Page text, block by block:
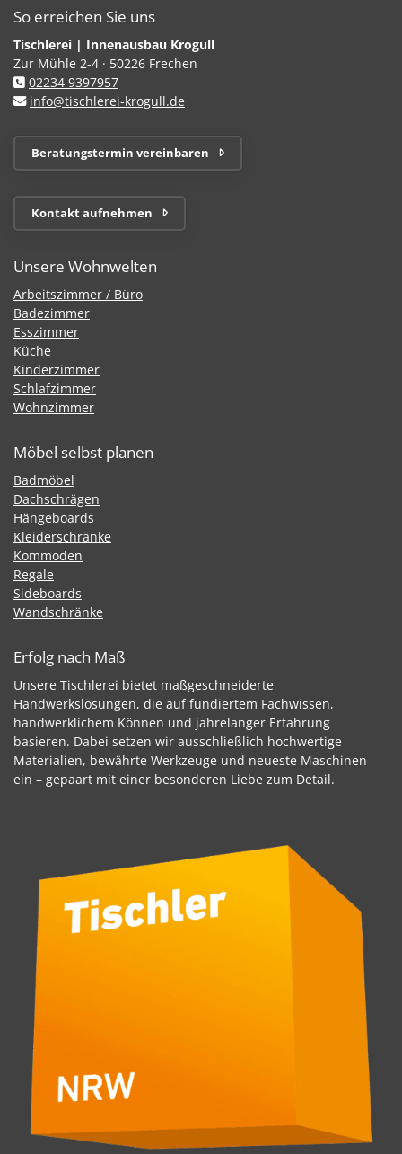
So erreichen Sie uns
Tischlerei | Innenausbau Krogull
Zur Mühle 2-4 · 50226 Frechen
02234 9397957
info@tischlerei-krogull.de
Beratungstermin vereinbaren
Kontakt aufnehmen
Unsere Wohnwelten
Arbeitszimmer / Büro
Badezimmer
Esszimmer
Küche
Kinderzimmer
Schlafzimmer
Wohnzimmer
Möbel selbst planen
Badmöbel
Dachschrägen
Hängeboards
Kleiderschränke
Kommoden
Regale
Sideboards
Wandschränke
Erfolg nach Maß
Unsere Tischlerei bietet maßgeschneiderte
Handwerkslösungen, die auf fundiertem Fachwissen,
handwerklichem Können und jahrelanger Erfahrung
basieren. Dabei setzen wir ausschließlich hochwertige
Materialien, bewährte Werkzeuge und neueste Maschinen
ein – gepaart mit einer besonderen Liebe zum Detail.